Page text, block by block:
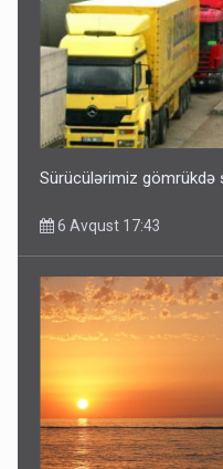
Sürücülərimiz gömrükdə
6 Avqust 17:43